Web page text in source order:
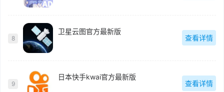
8
卫星云图官方最新版
查看详情
9
日本快手kwai官方最新版
查看详情